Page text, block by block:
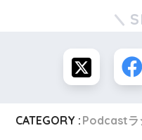
CATEGORY : Podcastラ